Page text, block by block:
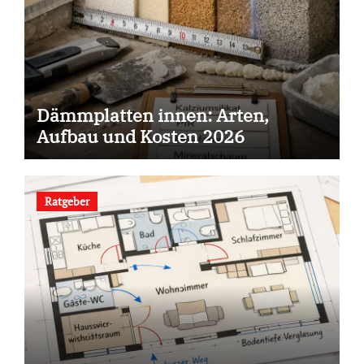
Dämmplatten innen: Arten,
Aufbau und Kosten 2026
Ratgeber